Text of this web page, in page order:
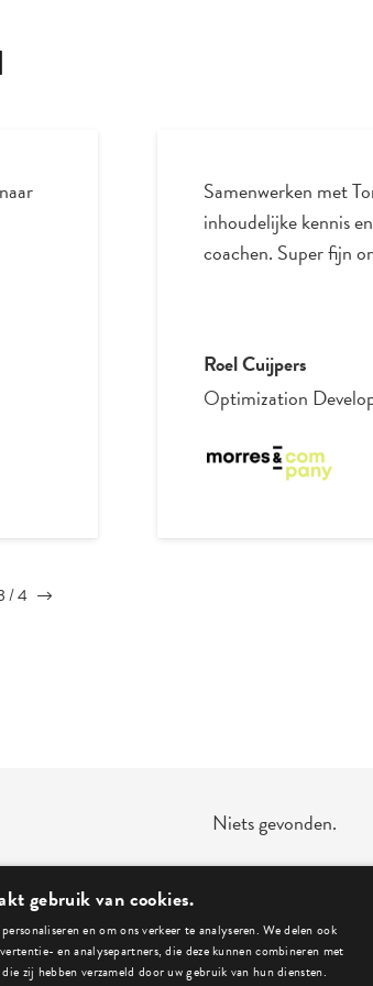
“We werken in een
Tognology krijgen we
verbeterprocessen
Fabienne Dierx
Hair Science Institute
/4
Niets gevonden.
gebruik van cookies.
en om ons verkeer te analyseren. We delen ook
en analysepartners, die deze kunnen combineren met
zij hebben verzameld door uw gebruik van hun diensten.